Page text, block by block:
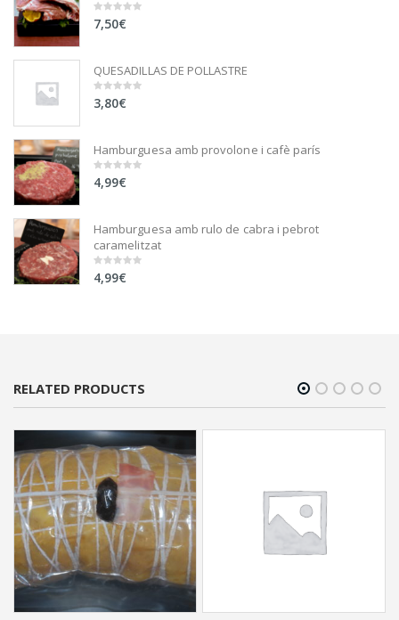
0
out
7,50€
QUESADILLAS DE POLLASTRE
0
out
3,80€
Hamburguesa amb provolone i cafè parís
0
out
4,99€
Hamburguesa amb rulo de cabra i pebrot
caramelitzat
0
out
4,99€
RELATED PRODUCTS